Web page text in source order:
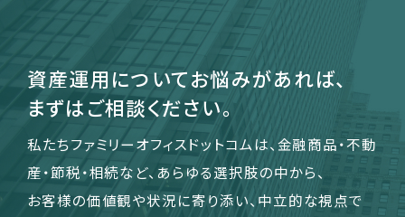
資産運用についてお悩みがあれば、
まずはご相談ください。
私たちファミリーオフィスドットコムは、金融商品・不動
産・節税・相続など、あらゆる選択肢の中から、
お客様の価値観や状況に寄り添い、中立的な視点で